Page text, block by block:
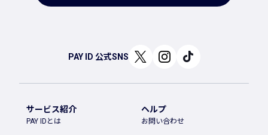
PAY ID 公式SNS
サービス紹介
PAY IDとは
ヘルプ
お問い合わせ